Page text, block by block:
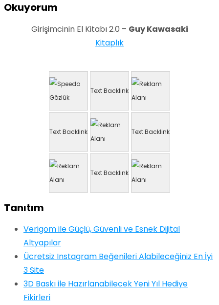
Okuyorum
Girişimcinin El Kitabı 2.0 – Guy Kawasaki
Kitaplık
Text Backlink
Text Backlink Text Backlink
Text Backlink
Tanıtım
Verigom ile Güçlü, Güvenli ve Esnek Dijital
Altyapılar
Ücretsiz Instagram Beğenileri Alabileceğiniz En İyi
3 Site
3D Baskı ile Hazırlanabilecek Yeni Yıl Hediye
Fikirleri